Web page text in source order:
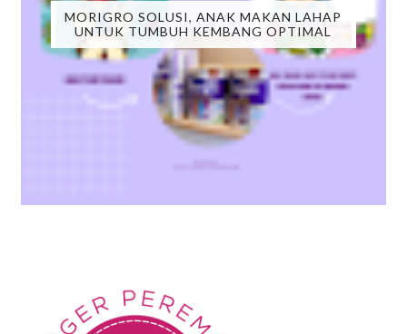
MORIGRO SOLUSI, ANAK MAKAN LAHAP
UNTUK TUMBUH KEMBANG OPTIMAL